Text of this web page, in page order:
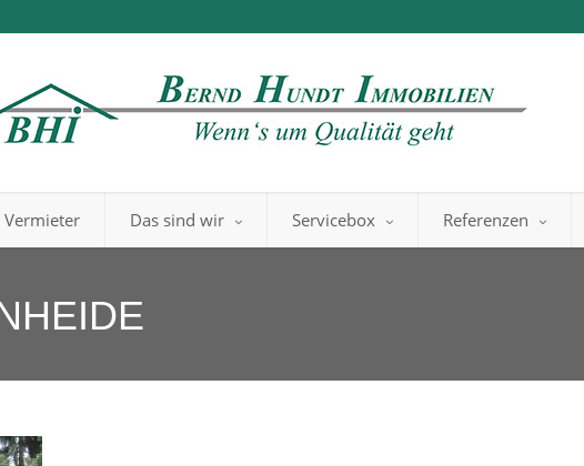
Vermieter Das sind wir Servicebox Referenzen